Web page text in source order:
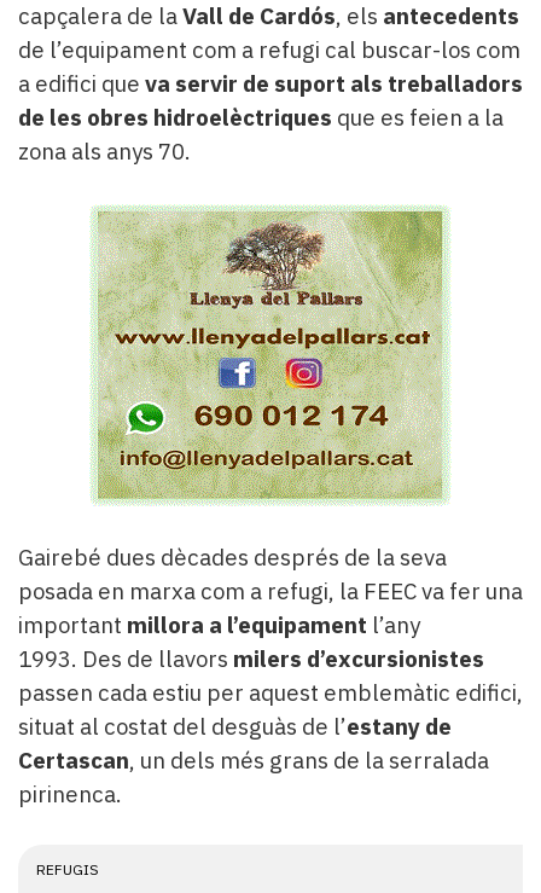
capçalera de laVall de Cardós, els antecedents
de l’equipament com a refugi cal buscar-los com
a edifici que va servir de suport als treballadors
de les obres hidroelèctriques que es feien a la
zona als anys 70.
Gairebé dues dècades després de la seva
posada en marxa com a refugi, la FEEC va fer una
important millora a l’equipament l’any
1993. Des de llavors milers d’excursionistes
passen cada estiu per aquest emblemàtic edifici,
situat al costat del desguàs de l’estany de
Certascan, un dels més grans de la serralada
pirinenca.
REFUGIS